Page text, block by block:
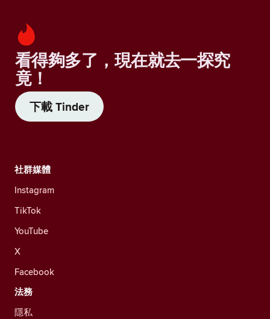
看得夠多了，現在就去一探究
竟！
下載 Tinder
社群媒體
Instagram
TikTok
YouTube
X
Facebook
法務
隱私